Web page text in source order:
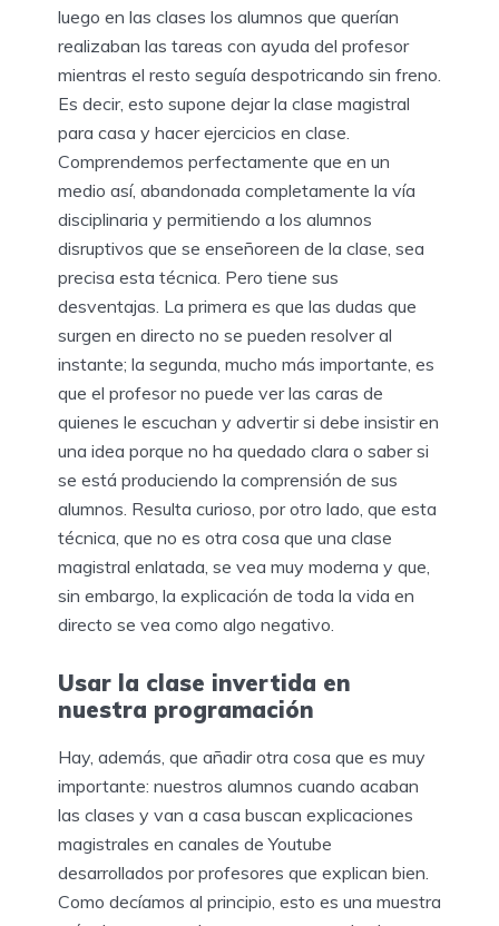
luego en las clases los alumnos que querían
realizaban las tareas con ayuda del profesor
mientras el resto seguía despotricando sin freno.
Es decir, esto supone dejar la clase magistral
para casa y hacer ejercicios en clase.
Comprendemos perfectamente que en un
medio así, abandonada completamente la vía
disciplinaria y permitiendo a los alumnos
disruptivos que se enseñoreen de la clase, sea
precisa esta técnica. Pero tiene sus
desventajas. La primera es que las dudas que
surgen en directo no se pueden resolver al
instante; la segunda, mucho más importante, es
que el profesor no puede ver las caras de
quienes le escuchan y advertir si debe insistir en
una idea porque no ha quedado clara o saber si
se está produciendo la comprensión de sus
alumnos. Resulta curioso, por otro lado, que esta
técnica, que no es otra cosa que una clase
magistral enlatada, se vea muy moderna y que,
sin embargo, la explicación de toda la vida en
directo se vea como algo negativo.
Usar la clase invertida en
nuestra programación
Hay, además, que añadir otra cosa que es muy
importante: nuestros alumnos cuando acaban
las clases y van a casa buscan explicaciones
magistrales en canales de Youtube
desarrollados por profesores que explican bien.
Como decíamos al principio, esto es una muestra